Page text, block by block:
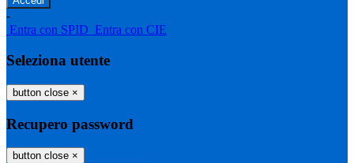
-
Entra con SPID Entra con CIE
Seleziona utente
button close ×
Recupero password
button close ×